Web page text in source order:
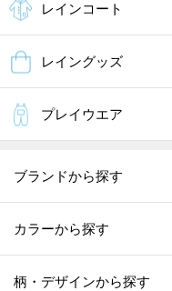
レインコート
レイングッズ
プレイウエア
ブランドから探す
カラーから探す
柄・デザインから探す